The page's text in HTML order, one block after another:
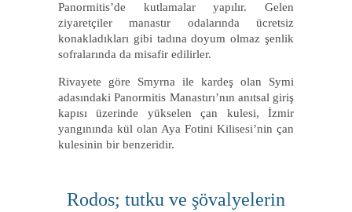
Panormitis’de kutlamalar yapılır. Gelen
ziyaretçiler manastır odalarında ücretsiz
konakladıkları gibi tadına doyum olmaz şenlik
sofralarında da misafir edilirler.
Rivayete göre Smyrna ile kardeş olan Symi
adasındaki Panormitis Manastırı’nın anıtsal giriş
kapısı üzerinde yükselen çan kulesi, İzmir
yangınında kül olan Aya Fotini Kilisesi’nin çan
kulesinin bir benzeridir.
Rodos; tutku ve şövalyelerin